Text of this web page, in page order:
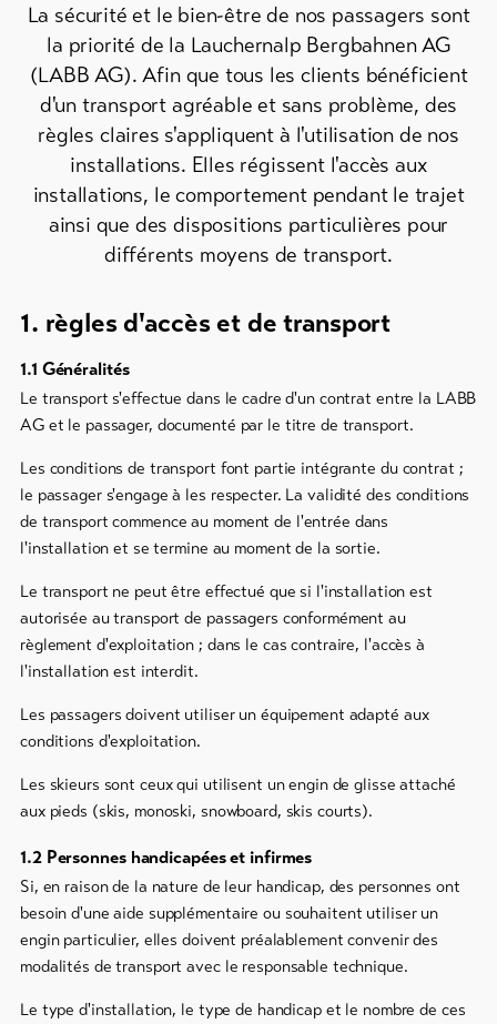
DEENFR
Contacts
importants
Informations
touristiques
Lötschental
Feedback
Commerce
Vers
l'aperçu
de ski
Forfaits
VTT
Bons
cadeau
Souvenirs
La sécurité et le bien-être de nos passagers sont
la priorité de la Lauchernalp Bergbahnen AG
(LABB AG). Afin que tous les clients bénéficient
d'un transport agréable et sans problème, des
règles claires s'appliquent à l'utilisation de nos
installations. Elles régissent l'accès aux
installations, le comportement pendant le trajet
ainsi que des dispositions particulières pour
différents moyens de transport.
1. règles d'accès et de transport
1.1 Généralités
Le transport s'effectue dans le cadre d'un contrat entre la LABB
AG et le passager, documenté par le titre de transport.
Les conditions de transport font partie intégrante du contrat ;
le passager s'engage à les respecter. La validité des conditions
de transport commence au moment de l'entrée dans
l'installation et se termine au moment de la sortie.
Le transport ne peut être effectué que si l'installation est
autorisée au transport de passagers conformément au
règlement d'exploitation ; dans le cas contraire, l'accès à
l'installation est interdit.
Les passagers doivent utiliser un équipement adapté aux
conditions d'exploitation.
Les skieurs sont ceux qui utilisent un engin de glisse attaché
aux pieds (skis, monoski, snowboard, skis courts).
1.2 Personnes handicapées et infirmes
Si, en raison de la nature de leur handicap, des personnes ont
besoin d'une aide supplémentaire ou souhaitent utiliser un
engin particulier, elles doivent préalablement convenir des
modalités de transport avec le responsable technique.
Le type d'installation, le type de handicap et le nombre de ces